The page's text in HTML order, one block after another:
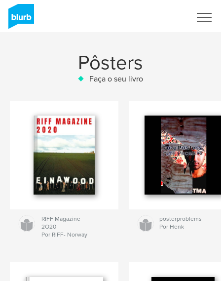
Pôsters
Faça o seu livro
RIFF Magazine
2O20
Por RIFF- Norway
posterproblems
Por Henk